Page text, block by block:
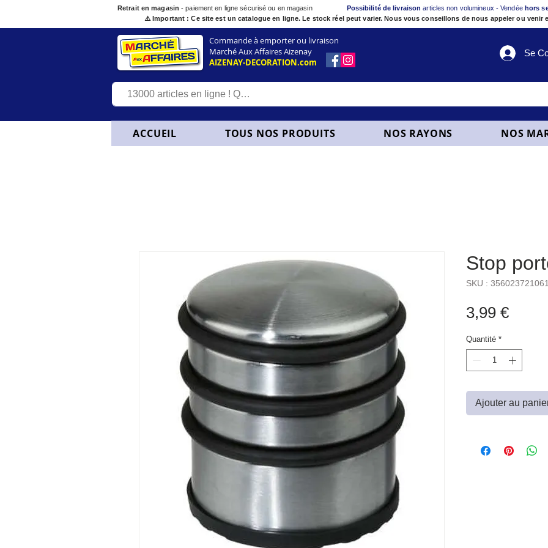
Retrait en magasin - paiement en ligne sécurisé ou en magasin Possibilité de livraisonarticles non volumineux - Vendée hors
⚠️ Important : Ce site est un catalogue en ligne. Le stock réel peut varier. Nous vous conseillons de nous appeler ou
Commande à emporter ou livraison
Marché Aux Affaires Aizenay
AIZENAY-DECORATION.com
Se
ACCUEIL TOUS NOS PRODUITS NOS RAYONS NOS
Stop
SKU :
3,99 €Prix
Quantité *
Ajouter au